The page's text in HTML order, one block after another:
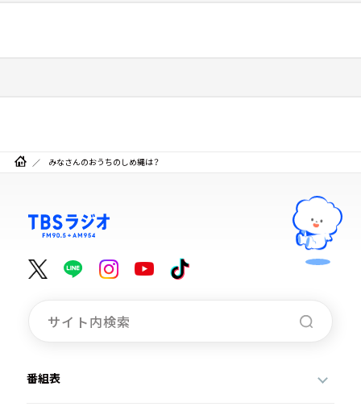
みなさんのおうちのしめ縄は？
番組表